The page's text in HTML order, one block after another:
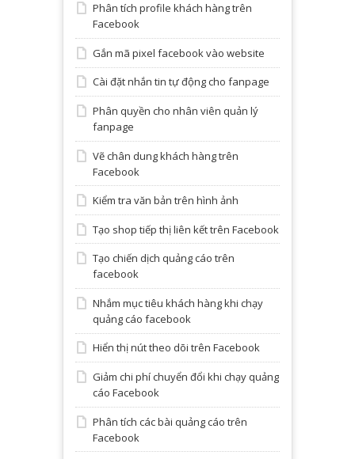
Phân tích profile khách hàng trên
Facebook
Gắn mã pixel facebook vào website
Cài đặt nhắn tin tự động cho fanpage
Phân quyền cho nhân viên quản lý
fanpage
Vẽ chân dung khách hàng trên
Facebook
Kiểm tra văn bản trên hình ảnh
Tạo shop tiếp thị liên kết trên Facebook
Tạo chiến dịch quảng cáo trên
facebook
Nhắm mục tiêu khách hàng khi chạy
quảng cáo facebook
Hiển thị nút theo dõi trên Facebook
Giảm chi phí chuyển đổi khi chạy quảng
cáo Facebook
Phân tích các bài quảng cáo trên
Facebook